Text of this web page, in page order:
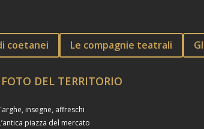
coetanei Le compagnie teatrali
FOTO DEL TERRITORIO
insegne, affreschi
piazza del mercato